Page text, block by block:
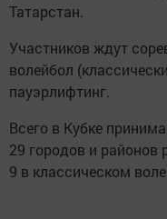
Татарстан.
Участников ждут
волейбол
пауэрлифтинг.
Всего в Кубке
29 городов и районов
9 в классическом